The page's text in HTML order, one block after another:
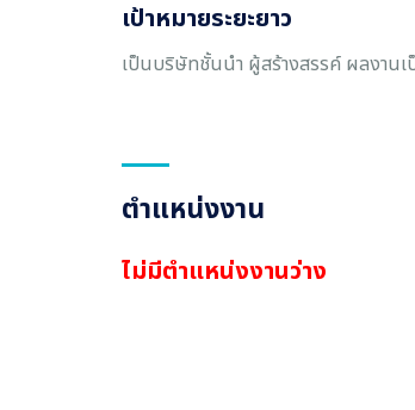
เป้าหมายระยะยาว
เป็นบริษัทชั้นนำ ผู้สร้างสรรค์ ผลงานเ
ตำแหน่งงาน
ไม่มีตำแหน่งงานว่าง